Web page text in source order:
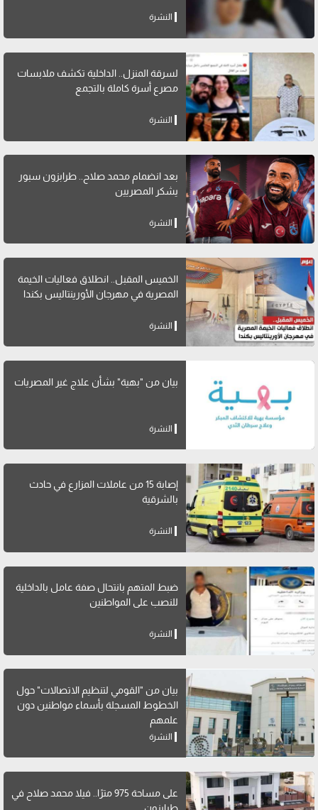
النشرة
لسرقة المنزل.. الداخلية تكشف ملابسات
مصرع أسرة كاملة بالتجمع
النشرة
بعد انضمام محمد صلاح.. طرابزون سبور
يشكر المصريين
النشرة
الخميس المقبل.. انطلاق فعاليات الخيمة
المصرية في مهرجان الأورينتاليس بكندا
النشرة
بيان من "بهية" بشأن علاج غير المصريات
النشرة
إصابة 15 من عاملات المزارع في حادث
بالشرقية
النشرة
ضبط المتهم بانتحال صفة عامل بالداخلية
للنصب على المواطنين
النشرة
بيان من "القومي لتنظيم الاتصالات" حول
الخطوط المسجلة بأسماء مواطنين دون
علمهم
النشرة
على مساحة 975 مترًا.. فيلا محمد صلاح في
طرابزون